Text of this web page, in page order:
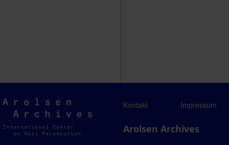
Arolsen
Archives
Kontakt Impressum
Arolsen Archives